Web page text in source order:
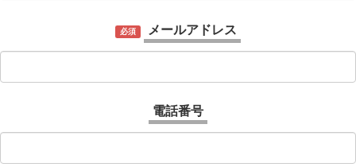
必須 メールアドレス
電話番号